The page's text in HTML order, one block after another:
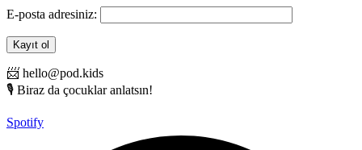
E-posta adresiniz:
📨 hello@pod.kids
🎙️ Biraz da çocuklar anlatsın!
Spotify